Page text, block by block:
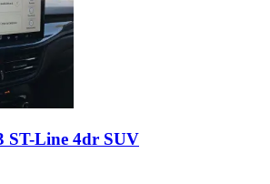
ST-Line 4dr SUV